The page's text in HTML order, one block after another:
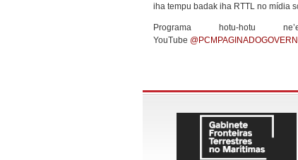
iha tempu badak iha RTTL no mídia
Programa hotu-hotu
YouTube